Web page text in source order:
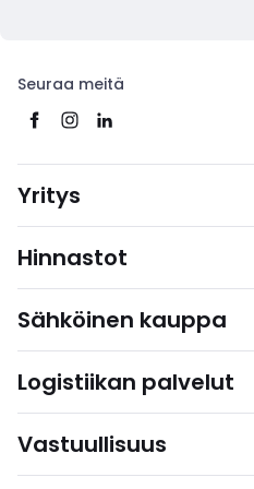
Seuraa meitä
Yritys
Hinnastot
Sähköinen kauppa
Logistiikan palvelut
Vastuullisuus